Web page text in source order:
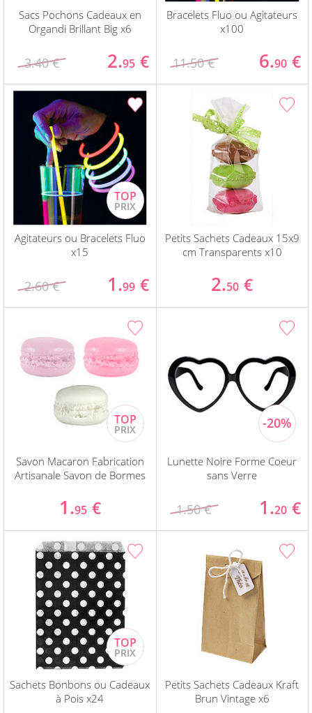
Sacs Pochons Cadeaux en
Organdi Brillant Big x6
3.40 € 2.95 €
Bracelets Fluo ou Agitateurs
x100
11.50 € 6.90 €
Agitateurs ou Bracelets Fluo
x15
2.60 € 1.99 €
Petits Sachets Cadeaux 15x9
cm Transparents x10
2.50 €
Savon Macaron Fabrication
Artisanale Savon de Bormes
1.95 €
Lunette Noire Forme Coeur
sans Verre
1.50 € 1.20 €
Sachets Bonbons ou Cadeaux
à Pois x24
Petits Sachets Cadeaux Kraft
Brun Vintage x6